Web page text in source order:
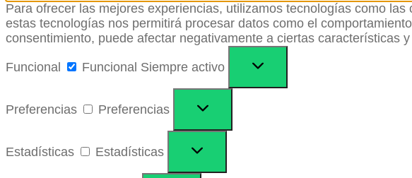
Para ofrecer las mejores experiencias, utilizamos tecnologías como
estas tecnologías nos permitirá procesar datos como el
consentimiento, puede afectar negativamente a ciertas características
Funcional Funcional Siempre activo
Preferencias Preferencias
Estadísticas Estadísticas